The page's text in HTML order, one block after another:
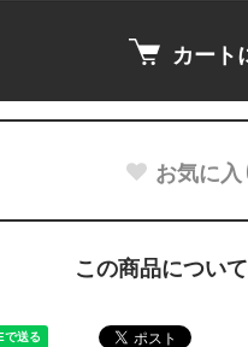
カート
お気に
この商品につい